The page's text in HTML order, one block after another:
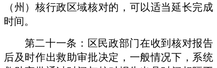
（州）核行政区域核对的，可以适当延长完成
时间。
第二十一条：区民政部门在收到核对报告
后及时作出救助审批决定，一般情况下，系统